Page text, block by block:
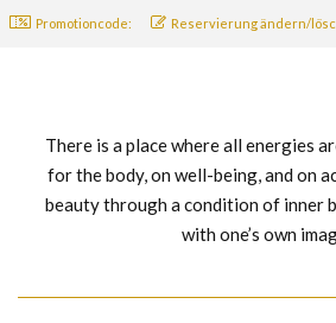
Promotioncode: Reservierung ändern/
There is a place where all energies
for the body, on well-being, and on
beauty through a condition of inner
with one’s own